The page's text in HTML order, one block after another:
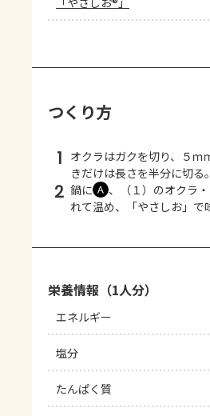
つくり方
1 オクラはガクを切り、５ｍ
きだけは長さを半分に切る。
2 鍋に Ａ 、（１）のオクラ
れて温め、「やさしお」で
栄養情報（1人分）
エネルギー
塩分
たんぱく質